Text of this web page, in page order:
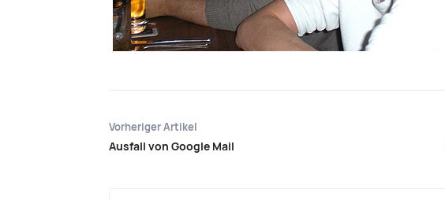
Vorheriger Artikel
Ausfall von Google Mail